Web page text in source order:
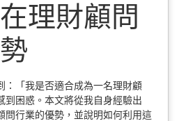
理財顧問
：「我是否適合成為一名理財顧
到困惑。本文將從我自身經驗出
問行業的優勢，並說明如何利用這